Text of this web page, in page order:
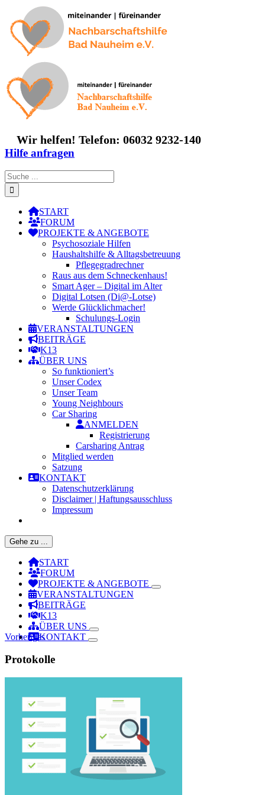
Inhalt
springen
Wir helfen! Telefon: 06032 9232-140
Hilfe anfragen
Suche
nach:
START
FORUM
PROJEKTE & ANGEBOTE
Psychosoziale Hilfen
Haushaltshilfe & Alltagsbetreuung
Pflegegradrechner
Raus aus dem Schneckenhaus!
Smart Ager – Digital im Alter
Digital Lotsen (Di@-Lotse)
Werde Glücklichmacher!
Schulungs-Login
VERANSTALTUNGEN
BEITRÄGE
K13
ÜBER UNS
So funktioniert’s
Unser Codex
Unser Team
Young Neighbours
Car Sharing
ANMELDEN
Registrierung
Carsharing Antrag
Mitglied werden
Satzung
KONTAKT
Datenschutzerklärung
Disclaimer | Haftungsausschluss
Impressum
Gehe zu ...
START
FORUM
PROJEKTE & ANGEBOTE
VERANSTALTUNGEN
BEITRÄGE
K13
ÜBER UNS
KONTAKT
Vorheriges
Protokolle